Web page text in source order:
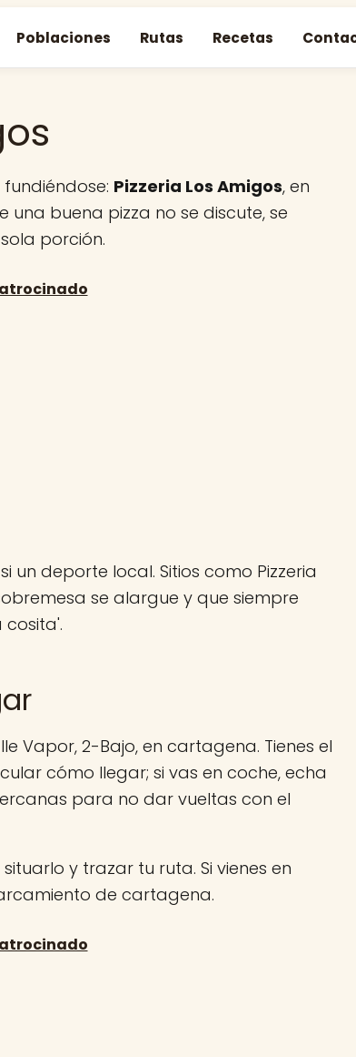
Poblaciones Rutas Recetas
Pizzeria Los Amigos, en
buena pizza no se discute, se
porción.
un deporte local. Sitios como Pizzeria
se alargue y que siempre
Vapor, 2-Bajo, en cartagena. Tienes el
cómo llegar; si vas en coche, echa
para no dar vueltas con el
y trazar tu ruta. Si vienes en
de cartagena.